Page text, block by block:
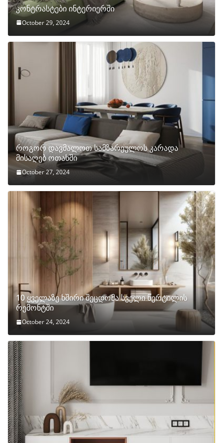
კონტრასტები ინტერიერში
October 29, 2024
როგორ დავმალოთ სამზარეულოს კარადა
მისაღებ ოთახში
October 27, 2024
10 ყველაზე ხშირი შეცდომა სველი წერტილის
რემონტში
October 24, 2024